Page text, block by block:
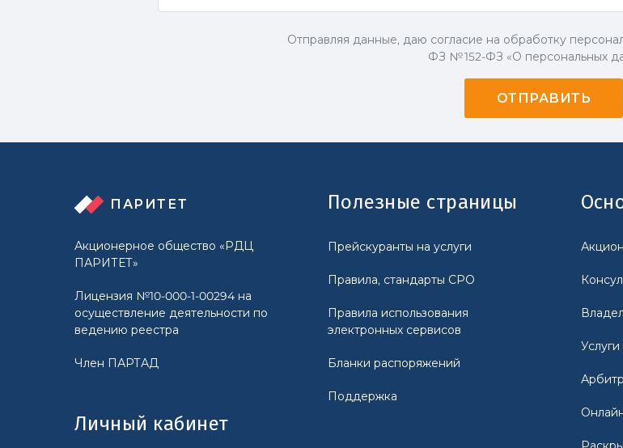
Отправляя данные, даю согласие на обработку
ФЗ № 152-ФЗ «О персональных
ПАРИТЕТ
Акционерное общество «РДЦ
ПАРИТЕТ»
Лицензия №10-000-1-00294 на
осуществление деятельности по
ведению реестра
Член ПАРТАД
Личный кабинет
Полезные страницы
Прейскуранты на услуги
Правила, стандарты СРО
Правила использования
электронных сервисов
Бланки распоряжений
Поддержка